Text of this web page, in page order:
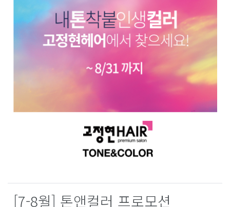
[7-8월] 톤앤컬러 프로모션